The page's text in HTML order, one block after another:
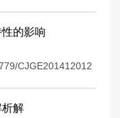
的影响
CJGE201412012
解